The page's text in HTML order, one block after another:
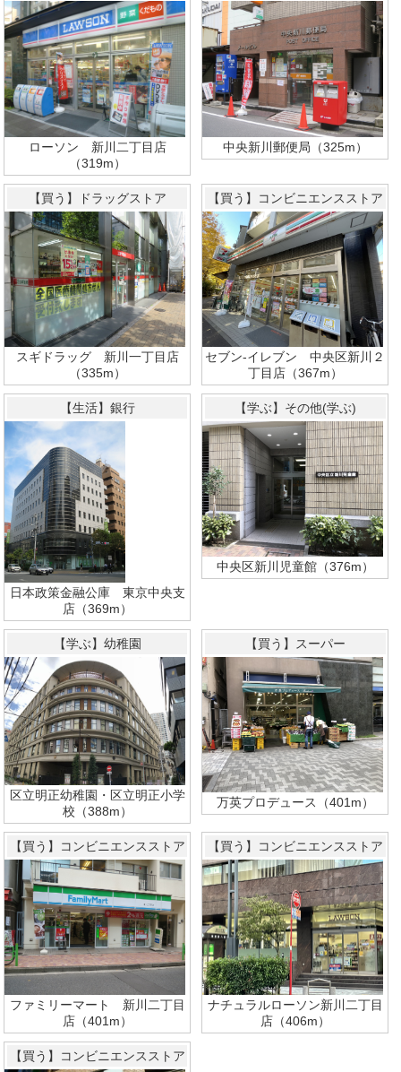
ローソン 新川二丁目店
（319m）
中央新川郵便局（325m）
【買う】ドラッグストア
スギドラッグ 新川一丁目店
（335m）
【買う】コンビニエンスストア
セブン‐イレブン 中央区新川２
丁目店（367m）
【生活】銀行
日本政策金融公庫 東京中央支
店（369m）
【学ぶ】その他(学ぶ)
中央区新川児童館（376m）
【学ぶ】幼稚園
区立明正幼稚園・区立明正小学
校（388m）
【買う】スーパー
万英プロデュース（401m）
【買う】コンビニエンスストア
ファミリーマート 新川二丁目
店（401m）
【買う】コンビニエンスストア
ナチュラルローソン新川二丁目
店（406m）
【買う】コンビニエンスストア